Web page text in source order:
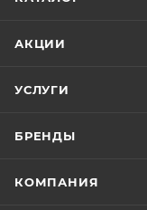
АКЦИИ
УСЛУГИ
БРЕНДЫ
КОМПАНИЯ